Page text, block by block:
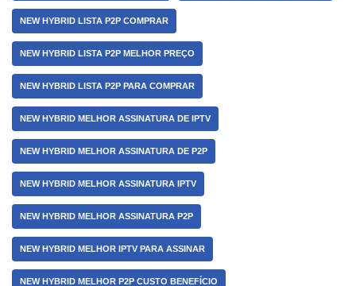
NEW HYBRID LISTA P2P COMPRAR
NEW HYBRID LISTA P2P MELHOR PREÇO
NEW HYBRID LISTA P2P PARA COMPRAR
NEW HYBRID MELHOR ASSINATURA DE IPTV
NEW HYBRID MELHOR ASSINATURA DE P2P
NEW HYBRID MELHOR ASSINATURA IPTV
NEW HYBRID MELHOR ASSINATURA P2P
NEW HYBRID MELHOR IPTV PARA ASSINAR
NEW HYBRID MELHOR P2P CUSTO BENEFÍCIO